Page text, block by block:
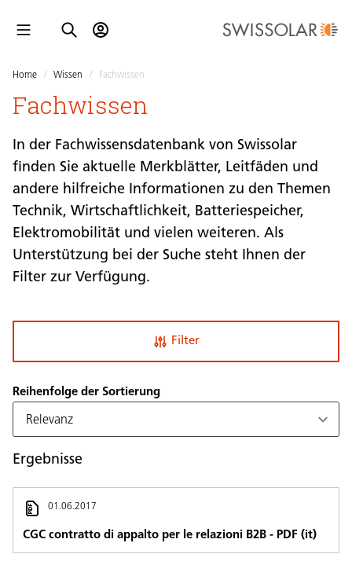
Home / Wissen / Fachwissen
Fachwissen
In der Fachwissensdatenbank von Swissolar
finden Sie aktuelle Merkblätter, Leitfäden und
andere hilfreiche Informationen zu den Themen
Technik, Wirtschaftlichkeit, Batteriespeicher,
Elektromobilität und vielen weiteren. Als
Unterstützung bei der Suche steht Ihnen der
Filter zur Verfügung.
Reihenfolge der Sortierung
Filter
Ergebnisse
01.06.2017
CGC contratto di appalto per le relazioni B2B - PDF (it)